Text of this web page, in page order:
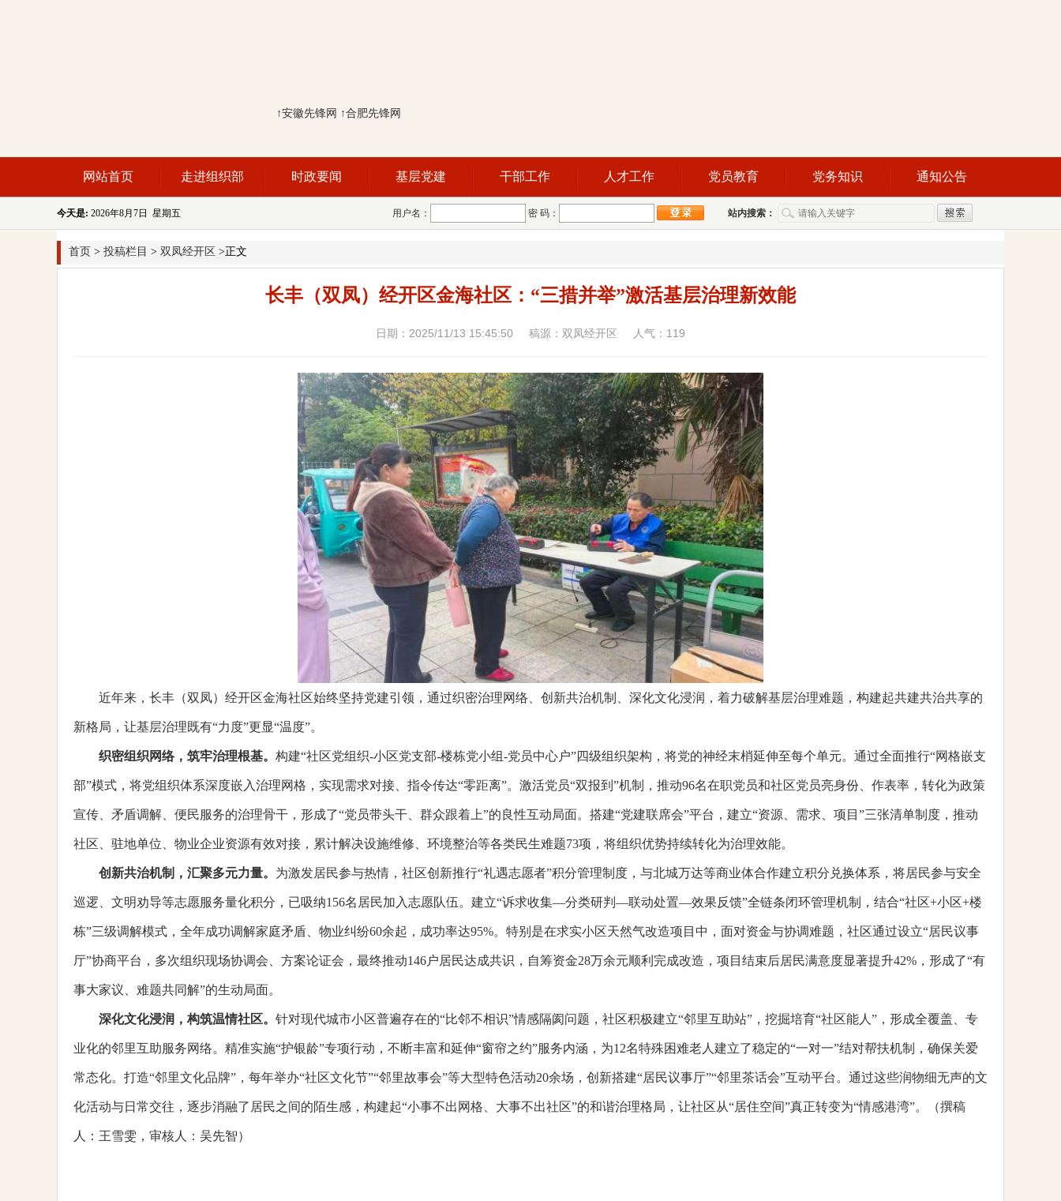
↑安徽先锋网 ↑合肥先锋网
网站首页 走进组织部 时政要闻 基层党建 干部工作 人才工作 党员教育 党务知识 通知公告
今天是: 2026年8月7日 星期五 用户名： 密 码： 站内搜索：
首页 > 投稿栏目 > 双凤经开区 >正文
长丰（双凤）经开区金海社区：“三措并举”激活基层治理新效能
日期：2025/11/13 15:45:50 稿源：双凤经开区 人气： 119
近年来，长丰（双凤）经开区金海社区始终坚持党建引领，通过织密治理网络、创新共治机制、深化文化浸润，着力破解基层治理难题，构建起共建共治共享的
新格局，让基层治理既有“力度”更显“温度”。
织密组织网络，筑牢治理根基。 构建“社区党组织-小区党支部-楼栋党小组-党员中心户”四级组织架构，将党的神经末梢延伸至每个单元。通过全面推行“网格嵌支
部”模式，将党组织体系深度嵌入治理网格，实现需求对接、指令传达“零距离”。激活党员“双报到”机制，推动96名在职党员和社区党员亮身份、作表率，转化为政策
宣传、矛盾调解、便民服务的治理骨干，形成了“党员带头干、群众跟着上”的良性互动局面。搭建“党建联席会”平台，建立“资源、需求、项目”三张清单制度，推动
社区、驻地单位、物业企业资源有效对接，累计解决设施维修、环境整治等各类民生难题73项，将组织优势持续转化为治理效能。
创新共治机制，汇聚多元力量。 为激发居民参与热情，社区创新推行“礼遇志愿者”积分管理制度，与北城万达等商业体合作建立积分兑换体系，将居民参与安全
巡逻、文明劝导等志愿服务量化积分，已吸纳156名居民加入志愿队伍。建立“诉求收集—分类研判—联动处置—效果反馈”全链条闭环管理机制，结合“社区+小区+楼
栋”三级调解模式，全年成功调解家庭矛盾、物业纠纷60余起，成功率达95%。特别是在求实小区天然气改造项目中，面对资金与协调难题，社区通过设立“居民议事
厅”协商平台，多次组织现场协调会、方案论证会，最终推动146户居民达成共识，自筹资金28万余元顺利完成改造，项目结束后居民满意度显著提升42%，形成了“有
事大家议、难题共同解”的生动局面。
深化文化浸润，构筑温情社区。 针对现代城市小区普遍存在的“比邻不相识”情感隔阂问题，社区积极建立“邻里互助站”，挖掘培育“社区能人”，形成全覆盖、专
业化的邻里互助服务网络。精准实施“护银龄”专项行动，不断丰富和延伸“窗帘之约”服务内涵，为12名特殊困难老人建立了稳定的“一对一”结对帮扶机制，确保关爱
常态化。打造“邻里文化品牌”，每年举办“社区文化节”“邻里故事会”等大型特色活动20余场，创新搭建“居民议事厅”“邻里茶话会”互动平台。通过这些润物细无声的文
化活动与日常交往，逐步消融了居民之间的陌生感，构建起“小事不出网格、大事不出社区”的和谐治理格局，让社区从“居住空间”真正转变为“情感港湾”。（撰稿
人：王雪雯，审核人：吴先智）